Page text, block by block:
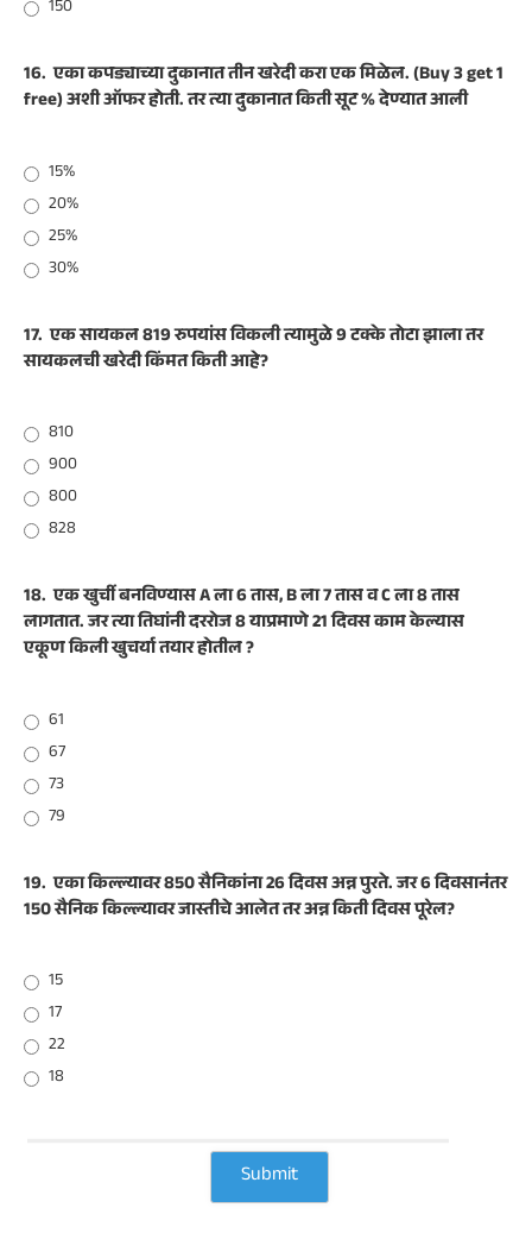
150
16. एका कपड्याच्या दुकानात तीन खरेदी करा एक मिळेल. (Buy 3 get 1
free) अशी ऑफर होती. तर त्या दुकानात किती सूट % देण्यात आली
15%
20%
25%
30%
17. एक सायकल 819 रुपयांस विकली त्यामुळे 9 टक्के तोटा झाला तर
सायकलची खरेदी किंमत किती आहे?
810
900
800
828
18. एक खुर्ची बनविण्यास A ला 6 तास, B ला 7 तास व C ला 8 तास
लागतात. जर त्या तिघांनी दररोज 8 याप्रमाणे 21 दिवस काम केल्यास
एकूण किली खुचर्या तयार होतील ?
61
67
73
79
19. एका किल्ल्यावर 850 सैनिकांना 26 दिवस अन्न पुरते. जर 6 दिवसानंतर
150 सैनिक किल्ल्यावर जास्तीचे आलेत तर अन्न किती दिवस पूरेल?
15
17
22
18